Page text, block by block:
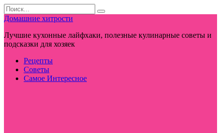
Перейти
к
контенту
Search
for:
Домашние хитрости
Лучшие кухонные лайфхаки, полезные кулинарные советы и
подсказки для хозяек
Рецепты
Советы
Самое Интересное